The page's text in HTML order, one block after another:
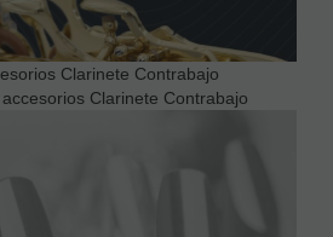
Clarinete Contrabajo
accesorios Clarinete Contrabajo